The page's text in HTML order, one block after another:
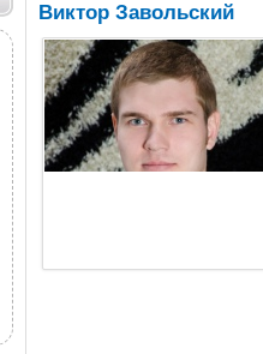
Виктор Завольский